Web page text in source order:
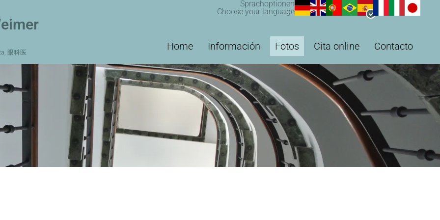
眼科医
Sprachoptionen
Choose your language
navigation
Home Información Fotos Cita online Contacto